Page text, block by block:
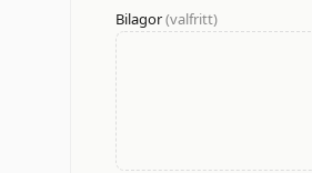
Bilagor(valfritt)